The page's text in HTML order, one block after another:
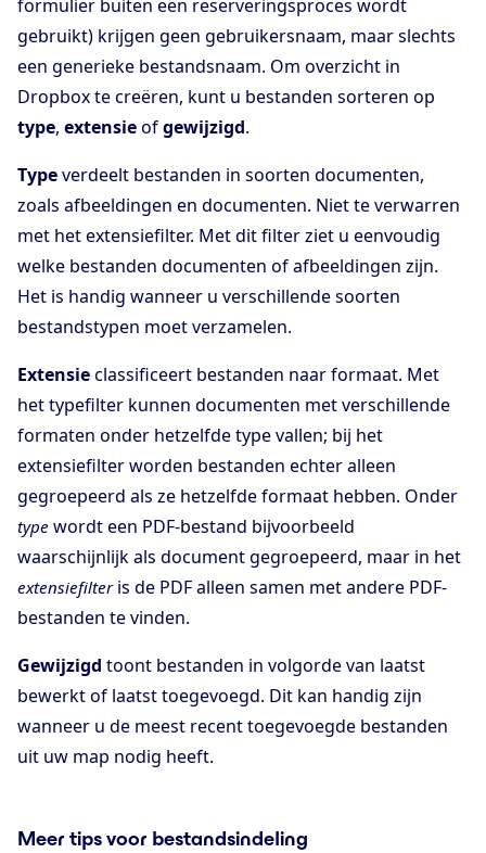
formulier buiten een reserveringsproces wordt
gebruikt) krijgen geen gebruikersnaam, maar slechts
een generieke bestandsnaam. Om overzicht in
Dropbox te creëren, kunt u bestanden sorteren op
type, extensieofgewijzigd.
Typeverdeelt bestanden in soorten documenten,
zoals afbeeldingen en documenten. Niet te verwarren
met het extensiefilter. Met dit filter ziet u eenvoudig
welke bestanden documenten of afbeeldingen zijn.
Het is handig wanneer u verschillende soorten
bestandstypen moet verzamelen.
Extensieclassificeert bestanden naar formaat. Met
het typefilter kunnen documenten met verschillende
formaten onder hetzelfde type vallen; bij het
extensiefilter worden bestanden echter alleen
gegroepeerd als ze hetzelfde formaat hebben. Onder
type wordt een PDF-bestand bijvoorbeeld
waarschijnlijk als document gegroepeerd, maar in het
extensiefilteris de PDF alleen samen met andere PDF-
bestanden te vinden.
Gewijzigd toont bestanden in volgorde van laatst
bewerkt of laatst toegevoegd. Dit kan handig zijn
wanneer u de meest recent toegevoegde bestanden
uit uw map nodig heeft.
Meer tips voor bestandsindeling